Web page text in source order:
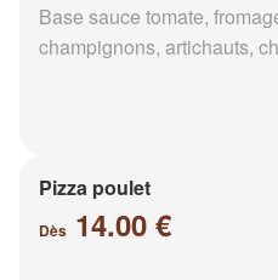
Base sauce tomate,
champignons, artichauts,
Pizza poulet
Dès 14.00 €